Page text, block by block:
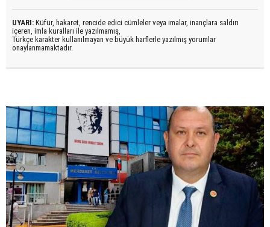
UYARI: Küfür, hakaret, rencide edici cümleler veya imalar, inançlara saldırı
içeren, imla kuralları ile yazılmamış,
Türkçe karakter kullanılmayan ve büyük harflerle yazılmış yorumlar
onaylanmamaktadır.